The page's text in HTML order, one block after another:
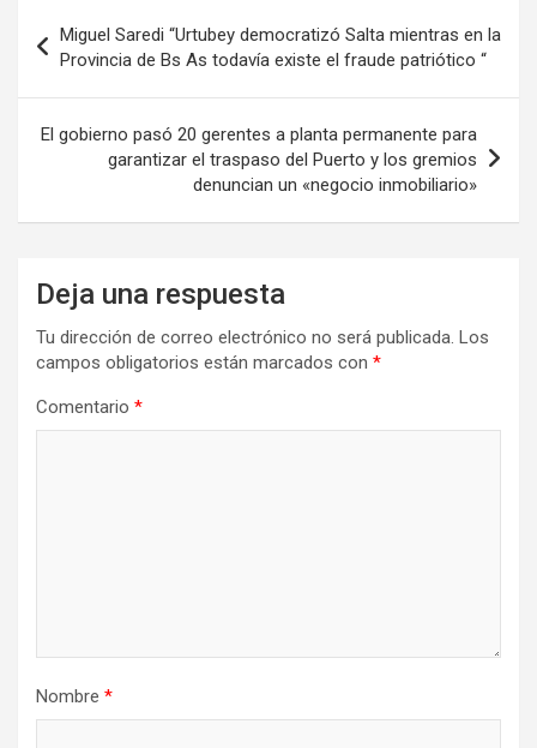
de
entradas
Miguel Saredi “Urtubey democratizó Salta mientras en la
Provincia de Bs As todavía existe el fraude patriótico “
El gobierno pasó 20 gerentes a planta permanente para
garantizar el traspaso del Puerto y los gremios
denuncian un «negocio inmobiliario»
Deja una respuesta
Tu dirección de correo electrónico no será publicada. Los
campos obligatorios están marcados con *
Comentario *
Nombre *